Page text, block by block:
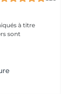
à titre
sont